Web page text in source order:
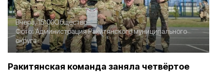
Вчера, 15:00Общество
Фото:Администрация Ракитянского муниципального
округа
Ракитянская команда заняла четвёртое